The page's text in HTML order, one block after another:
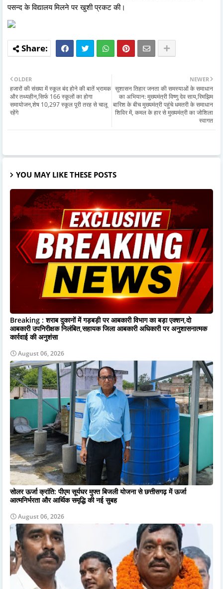
पसन्द के विद्यालय मिलने पर खुशी प्रकट की।
NEWER
सुशासन तिहार जनता की समस्याओं के समाधान
का अभियान: मुख्यमंत्री विष्णु देव साय,रिमझिम
बारिश के बीच मुख्यमंत्री पहुंचे धमतरी के समाधान
शिविर में, कमल के हार से मुख्यमंत्री का जोशिला
स्वागत
OLDER
हजारों की संख्या में स्कूल बंद होने की बातें भ्रामक
और तथ्यहीन,सिर्फ 166 स्कूलों का होगा
समायोजन,शेष 10,297 स्कूल पूरी तरह से चालू
रहेंगे
YOU MAY LIKE THESE POSTS
Breaking : शराब दुकानों में गड़बड़ी पर आबकारी विभाग का बड़ा एक्शन,दो
आबकारी उपनिरीक्षक निलंबित,सहायक जिला आबकारी अधिकारी पर अनुशासनात्मक
कार्रवाई की अनुशंसा
August 06, 2026
सोलर ऊर्जा क्रांति: पीएम सूर्यघर मुफ्त बिजली योजना से छत्तीसगढ़ में ऊर्जा
आत्मनिर्भरता और आर्थिक समृद्धि की नई सुबह
August 06, 2026